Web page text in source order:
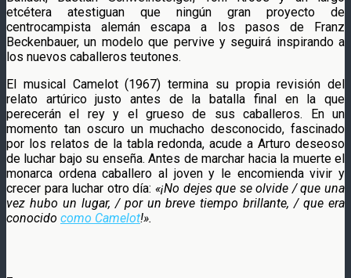
etcétera atestiguan que ningún gran proyecto de
centrocampista alemán escapa a los pasos de Franz
Beckenbauer, un modelo que pervive y seguirá inspirando a
los nuevos caballeros teutones.
El musical Camelot (1967) termina su propia revisión del
relato artúrico justo antes de la batalla final en la que
perecerán el rey y el grueso de sus caballeros. En un
momento tan oscuro un muchacho desconocido, fascinado
por los relatos de la tabla redonda, acude a Arturo deseoso
de luchar bajo su enseña. Antes de marchar hacia la muerte el
monarca ordena caballero al joven y le encomienda vivir y
crecer para luchar otro día: «¡No dejes que se olvide / que una
vez hubo un lugar, / por un breve tiempo brillante, / que era
conocido como Camelot!».